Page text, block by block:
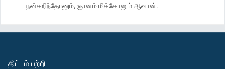
நன்கறிந்தோனும், ஞானம் மிக்கோனும் ஆவான்.
திட்டம் பற்றி